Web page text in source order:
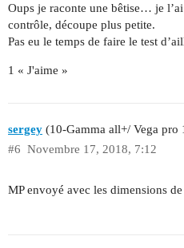
Oups je raconte une bêtise… je
contrôle, découpe plus petite.
Pas eu le temps de faire le test
1 « J'aime »
sergey (10-Gamma all+/ Vega pro
Novembre 17, 2018, 7:12
#6
MP envoyé avec les dimensions